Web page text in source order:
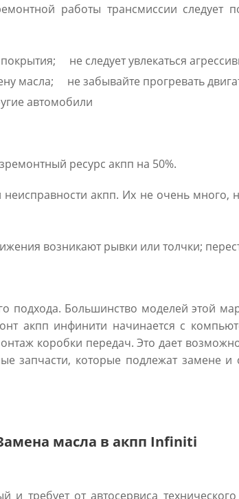
работы трансмиссии
не следует увлекаться
масла;
не забывайте прогревать
автомобили
ресурс акпп на 50%.
акпп. Их не очень много,
возникают рывки или толчки;
подхода. Большинство моделей этой
акпп инфинити начинается с
коробки передач. Это дает
запчасти, которые подлежат замене и
масла в акпп Infiniti
требует от автосервиса